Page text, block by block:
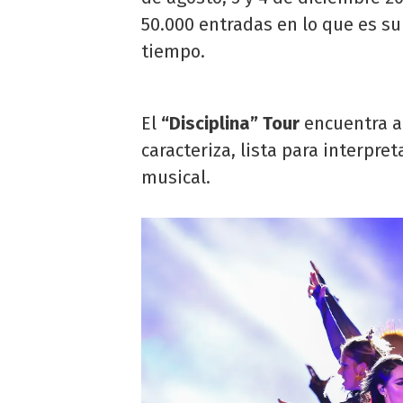
50.000 entradas en lo que es
tiempo.
El “Disciplina” Tour encuentra
caracteriza, lista para
musical.